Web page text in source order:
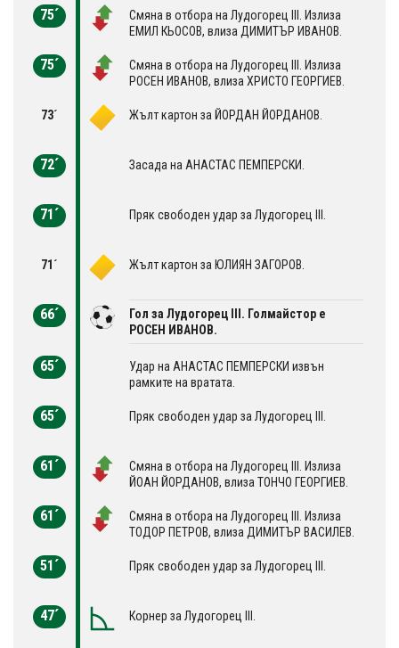
75´
Смяна в отбора на Лудогорец III. Излиза
ЕМИЛ КЬОСОВ, влиза ДИМИТЪР ИВАНОВ.
75´
Смяна в отбора на Лудогорец III. Излиза
РОСЕН ИВАНОВ, влиза ХРИСТО ГЕОРГИЕВ.
73´ Жълт картон за ЙОРДАН ЙОРДАНОВ.
72´ Засада на АНАСТАС ПЕМПЕРСКИ.
71´ Пряк свободен удар за Лудогорец III.
71´ Жълт картон за ЮЛИЯН ЗАГОРОВ.
66´
Гол за Лудогорец III. Голмайстор е
РОСЕН ИВАНОВ.
65´
Удар на АНАСТАС ПЕМПЕРСКИ извън
рамките на вратата.
65´ Пряк свободен удар за Лудогорец III.
61´
Смяна в отбора на Лудогорец III. Излиза
ЙОАН ЙОРДАНОВ, влиза ТОНЧО ГЕОРГИЕВ.
61´
Смяна в отбора на Лудогорец III. Излиза
ТОДОР ПЕТРОВ, влиза ДИМИТЪР ВАСИЛЕВ.
51´ Пряк свободен удар за Лудогорец III.
47´ Корнер за Лудогорец III.